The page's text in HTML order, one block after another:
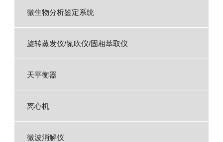
微生物分析鉴定系统
旋转蒸发仪/氮吹仪/固相萃取仪
天平衡器
离心机
微波消解仪